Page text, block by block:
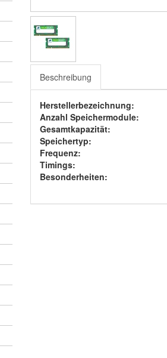
Beschreibung
Herstellerbezeichnung:
Anzahl Speichermodule:
Gesamtkapazität:
Speichertyp:
Frequenz:
Timings:
Besonderheiten: